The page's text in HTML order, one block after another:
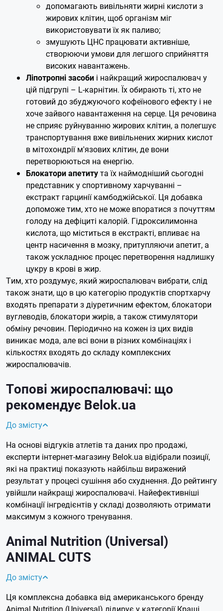
допомагають вивільняти жирні кислоти з
жирових клітин, щоб організм міг
використовувати їх як паливо;
змушують ЦНС працювати активніше,
створюючи умови для легшого сприйняття
високих навантажень.
Ліпотропні засоби і найкращий жироспалювач у
цій підгрупі – L-карнітин. Їх обирають ті, хто не
готовий до збуджуючого кофеїнового ефекту і не
хоче зайвого навантаження на серце. Ця речовина
не сприяє руйнуванню жирових клітин, а полегшує
транспортування вже вивільнених жирних кислот
в мітохондрії м'язових клітин, де вони
перетворюються на енергію.
Блокатори апетитута їх наймодніший сьогодні
представник у спортивному харчуванні –
екстракт гарцинії камбоджійської. Ця добавка
допоможе тим, хто не може впоратися з почуттям
голоду на дефіциті калорій. Гідроксилимонна
кислота, що міститься в екстракті, впливає на
центр насичення в мозку, притупляючи апетит, а
також ускладнює процес перетворення надлишку
цукру в крові в жир.
Тим, хто роздумує, який жироспалювач вибрати, слід
також знати, що в цю категорію продуктів спортхарчу
входять препарати з діуретичним ефектом, блокатори
вуглеводів, блокатори жирів, а також стимулятори
обміну речовин. Періодично на кожен із цих видів
виникає мода, але всі вони в різних комбінаціях і
кількостях входять до складу комплексних
жироспалювачів.
Топові жироспалювачі: що
рекомендує Belok.ua
До змісту
На основі відгуків атлетів та даних про продажі,
експерти інтернет-магазину Belok.ua відібрали позиції,
які на практиці показують найбільш виражений
результат у процесі сушіння або схуднення. До рейтингу
увійшли найкращі жироспалювачі. Найефективніші
комбінації інгредієнтів у складі дозволяють отримати
максимум з кожного тренування.
Animal Nutrition (Universal)
ANIMAL CUTS
До змісту
Ця комплексна добавка від американського бренду
Animal Nutrition (Universal) лідирує у категорії Кращі